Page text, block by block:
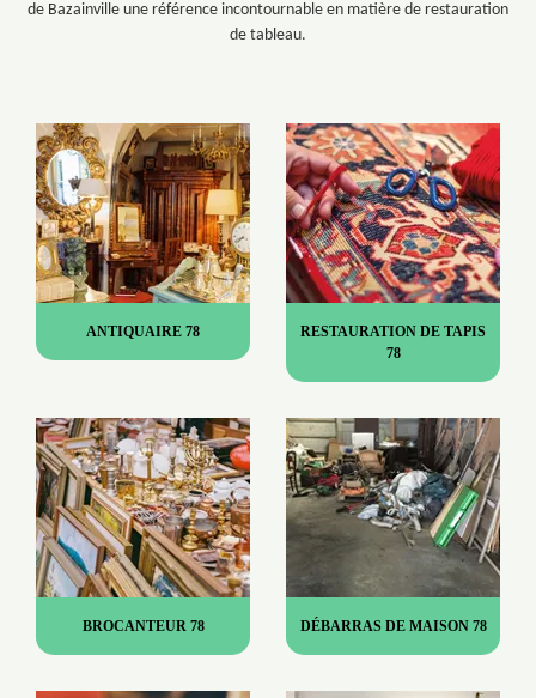
de Bazainville une référence incontournable en matière de restauration
de tableau.
ANTIQUAIRE 78
RESTAURATION DE TAPIS
78
BROCANTEUR 78 DÉBARRAS DE MAISON 78